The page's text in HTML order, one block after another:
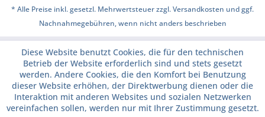
* Alle Preise inkl. gesetzl. Mehrwertsteuer zzgl.Versandkosten und ggf.
Nachnahmegebühren, wenn nicht anders beschrieben
Diese Website benutzt Cookies, die für den technischen
Betrieb der Website erforderlich sind und stets gesetzt
werden. Andere Cookies, die den Komfort bei Benutzung
dieser Website erhöhen, der Direktwerbung dienen oder die
Interaktion mit anderen Websites und sozialen Netzwerken
vereinfachen sollen, werden nur mit Ihrer Zustimmung gesetzt.